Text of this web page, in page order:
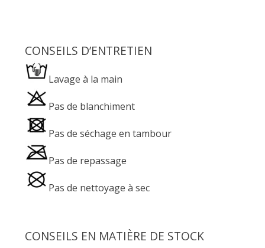
CONSEILS D’ENTRETIEN
Lavage à la main
Pas de blanchiment
Pas de séchage en tambour
Pas de repassage
Pas de nettoyage à sec
CONSEILS EN MATIÈRE DE STOCK